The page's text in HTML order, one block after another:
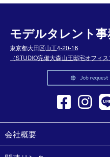
モデルタレント
東京都大田区山王4-20-16
（STUDIO完備大森山王邸宅オフィス
会社概要